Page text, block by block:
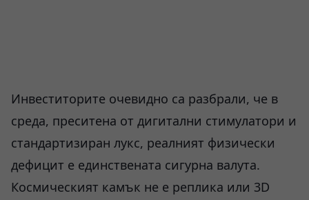
Инвеститорите очевидно са разбрали, че в
среда, преситена от дигитални стимулатори и
стандартизиран лукс, реалният физически
дефицит е единствената сигурна валута.
Космическият камък не е реплика или 3D